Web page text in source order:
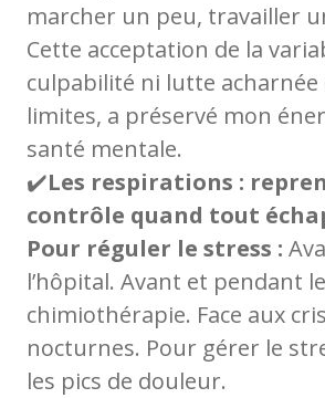
marcher un peu, travailler
Cette acceptation de la
culpabilité ni lutte acharnée
limites, a préservé mon
santé mentale.
✔️Les respirations :
contrôle quand tout
Pour réguler le stress :
l’hôpital. Avant et pendant
chimiothérapie. Face aux
nocturnes. Pour gérer le
les pics de douleur.